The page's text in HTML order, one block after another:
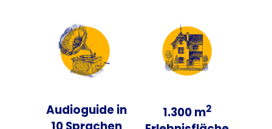
Audioguide in
1.300 m2